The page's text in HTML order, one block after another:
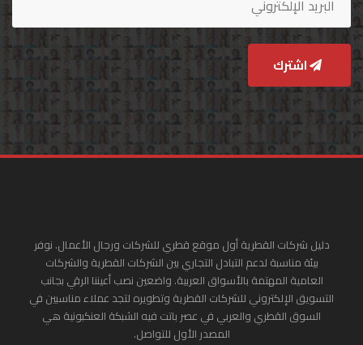
اشترك
دليل شركات القطرية أول موقع قطري للشركات ورجال الأعمال. نوفر
بيئة مناسبة لدعم التبادل التجاري بين الشركات القطرية والشركات
العامية المهتمة بالأسواق العربية. واضعين نصب أعيننا الرقي بجانب
التسويق الإلكتروني للشركات القطرية وتطويره لتجد عملاء مناسبين في
السوق القطري والعربي في عصر باتت فيه الشبكة العنكبونية هي
المصدر الأول للتواصل.